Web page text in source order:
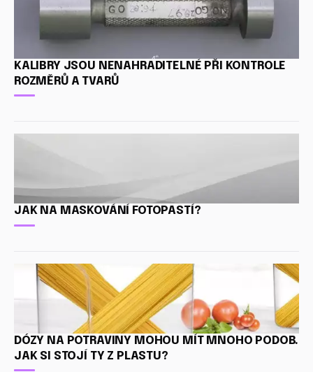
KALIBRY JSOU NENAHRADITELNÉ PŘI KONTROLE
ROZMĚRŮ A TVARŮ
JAK NA MASKOVÁNÍ FOTOPASTÍ?
DÓZY NA POTRAVINY MOHOU MÍT MNOHO PODOB.
JAK SI STOJÍ TY Z PLASTU?